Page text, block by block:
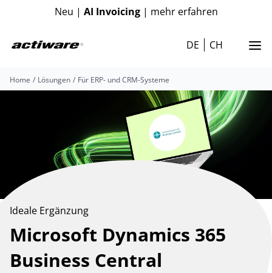
Neu | AI Invoicing| mehr erfahren
DE CH
Ideale Ergänzung
Microsoft Dynamics 365
Business Central
Home Lösungen Für ERP- und CRM-Systeme